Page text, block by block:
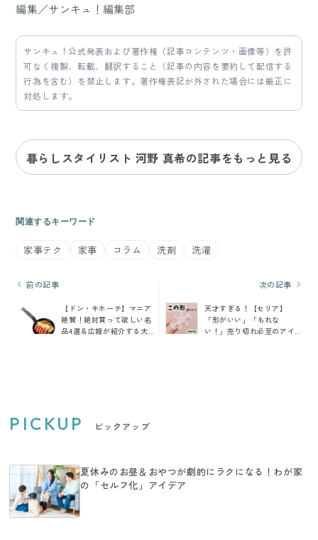
編集／サンキュ！編集部
サンキュ！公式発表および著作権（記事コンテンツ・画像等）を許
可なく複製、転載、翻訳すること（記事の内容を要約して配信する
行為を含む）を禁止します。著作権表記が外された場合には厳正に
対処します。
暮らしスタイリスト 河野 真希の記事をもっと見る
関連するキーワード
家事テク 家事 コラム 洗剤 洗濯
前の記事
【ドン・キホーテ】マニア
絶賛！絶対買って欲しい名
品4選＆広報が紹介する大バ
次の記事
天才すぎる！【セリア】
「形がいい」「もれな
い！」売り切れ必至のアイ
PICKUP ピックアップ
夏休みのお昼＆おやつが劇的にラクになる！わが家
の「セルフ化」アイデア